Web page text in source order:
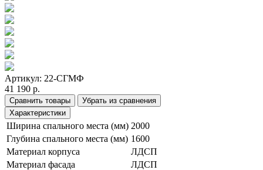
Артикул: 22-СГМФ
41 190 р.
Сравнить товары
Убрать из сравнения
Характеристики
Ширина спального места (мм) 2000
Глубина спального места (мм) 1600
Материал корпуса
ЛДСП
Материал фасада
ЛДСП